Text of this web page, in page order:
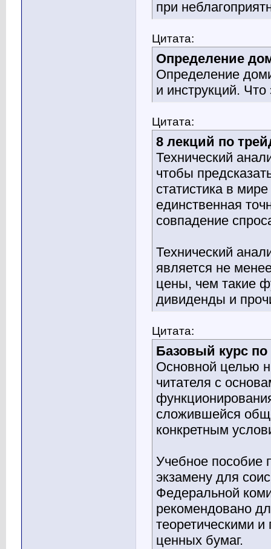
при
Цитата:
Определение
Определение
и инструкций.
Цитата:
8 лекций по
Технический
чтобы
статистика в
единственная
совпадение
Технический
является не
цены, чем такие
дивиденды и
Цитата:
Базовый курс
Основной целью
читателя с
сложившейся
конкретным
Учебное пособие
экзамену для
Федеральной
рекомендовано
теоретическими
ценных бумаг.